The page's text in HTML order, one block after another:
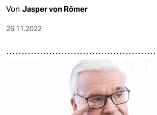
Von Jasper von Römer
26.11.2022